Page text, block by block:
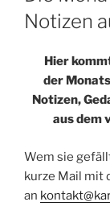
Notizen
Hier
der
Notizen,
aus dem
Wem sie
kurze Mail mit
an